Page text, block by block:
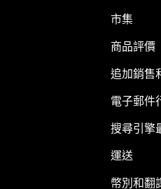
市集
商品評價
追加銷售
電子郵件
搜尋引擎
運送
幣別和翻